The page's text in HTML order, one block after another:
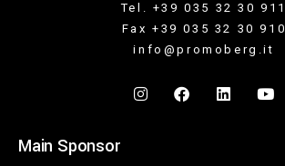
Tel. +39 035 32 30 911
Fax +39 035 32 30 910
info@promoberg.it
Main Sponsor